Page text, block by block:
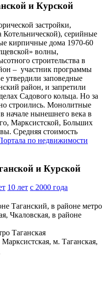
и Курской
застройки,
Котельнической), серийные
кирпичные дома 1970-60
волны,
строительства в
– участник программы
утвердили заповедные
район, и запретили
Садового кольца. Но за
строились. Монолитные
начале нынешнего века в
Марксистской, Больших
Средняя стоимость
по недвижимости
и Курской
10 лет с 2000 года
Таганская
м. Таганская,